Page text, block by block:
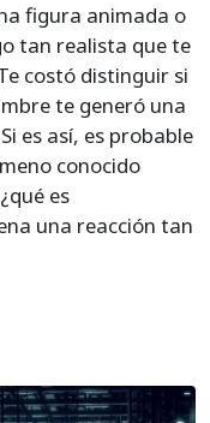
figura animada o
tan realista que te
costó distinguir si
te generó una
es así, es probable
conocido
es
una reacción tan